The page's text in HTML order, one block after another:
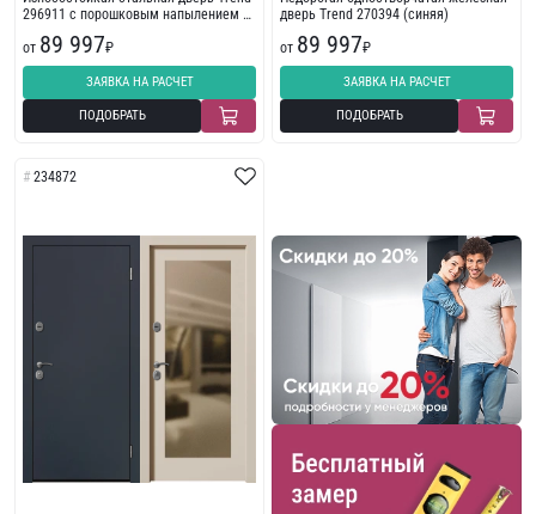
296911 с порошковым напылением с
от 89 997₽
ЗАЯВКА НА РАСЧЕТ
ПОДОБРАТЬ
дверь Trend 270394 (синяя)
от 89 997₽
ЗАЯВКА НА РАСЧЕТ
ПОДОБРАТЬ
234872